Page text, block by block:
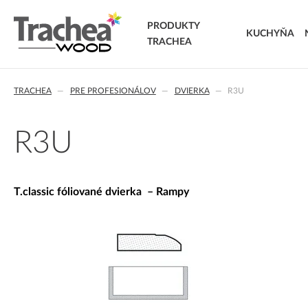
PRODUKTY
TRACHEA
KUCHYŇA
T.lacq striekané dvierka
T.masiv masívne dvierka
EXTRA & DELUXE
TRACHEA PRE PROFESIONÁLOV DVIERKA R3U
R3U
T.classic fóliované dvierka – Rampy